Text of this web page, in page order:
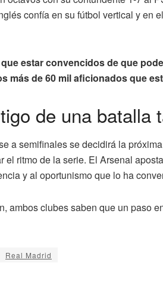
confía en su fútbol vertical y en
estar convencidos de que
más de 60 mil aficionados que
de una batalla
a semifinales se decidirá la
el ritmo de la serie. El Arsenal
y al oportunismo que lo ha
ambos clubes saben que un paso
Real Madrid